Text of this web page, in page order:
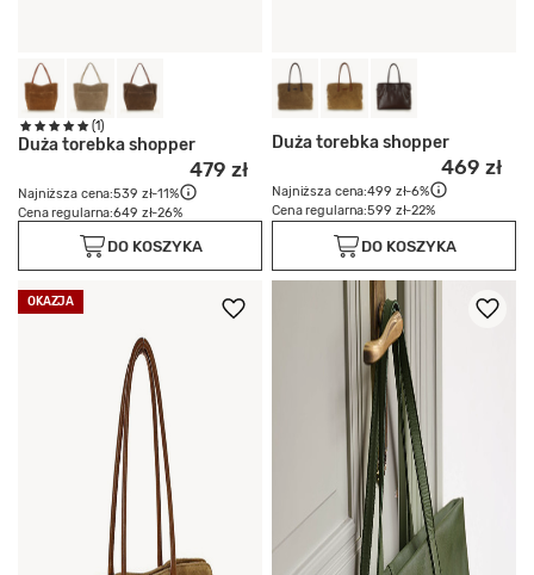
(1)
Duża torebka shopper
479 zł
Najniższa cena:539 zł-11%
Cena regularna:649 zł-26%
DO KOSZYKA
Duża torebka shopper
469 zł
Najniższa cena:499 zł-6%
Cena regularna:599 zł-22%
DO KOSZYKA
OKAZJA